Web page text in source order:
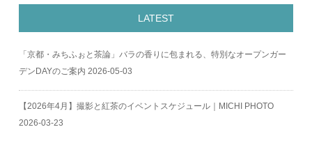
LATEST
「京都・みちふぉと茶論」バラの香りに包まれる、特別なオープンガー
デンDAYのご案内 2026-05-03
【2026年4月】撮影と紅茶のイベントスケジュール｜MICHI PHOTO
2026-03-23